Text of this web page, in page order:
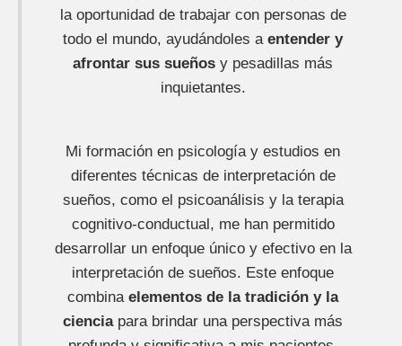
la oportunidad de trabajar con personas de
todo el mundo, ayudándoles aentender y
afrontar sus sueños y pesadillas más
inquietantes.
Mi formación en psicología y estudios en
diferentes técnicas de interpretación de
sueños, como el psicoanálisis y la terapia
cognitivo-conductual, me han permitido
desarrollar un enfoque único y efectivo en la
interpretación de sueños. Este enfoque
combinaelementos de la tradición y la
cienciapara brindar una perspectiva más